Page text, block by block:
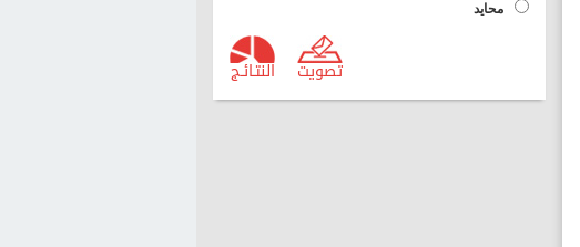
محايد
النتـائـج تصويت